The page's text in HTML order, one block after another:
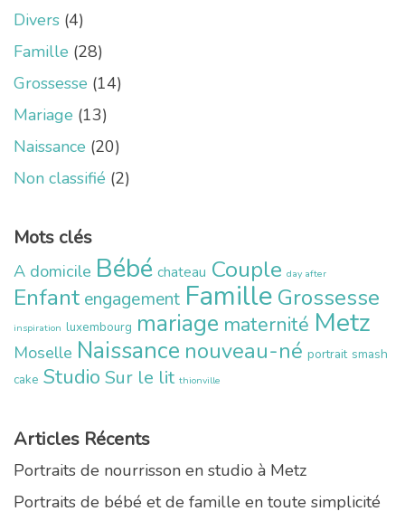
Divers (4)
Famille (28)
Grossesse (14)
Mariage (13)
Naissance (20)
Non classifié (2)
Mots clés
A domicile Bébé chateau Couple day after
Enfant engagement Famille Grossesse
inspiration luxembourg mariage maternité Metz
Moselle Naissance nouveau-né portrait smash
cake Studio Sur le lit thionville
Articles Récents
Portraits de nourrisson en studio à Metz
Portraits de bébé et de famille en toute simplicité